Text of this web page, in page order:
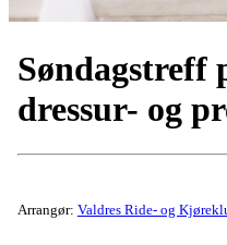
Søndagstreff
dressur- og
Arrangør: Valdres Ride- og